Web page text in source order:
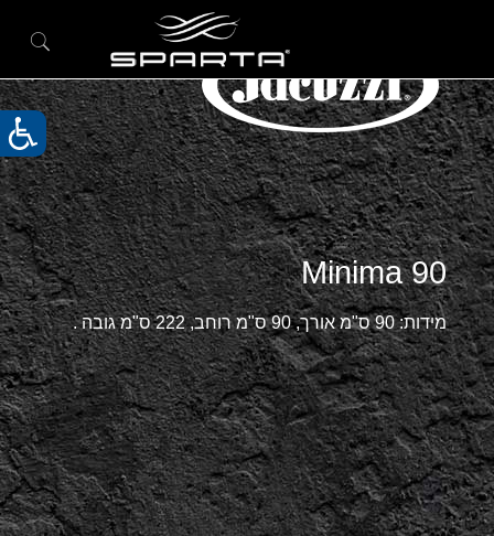
Minima 90
מידות: 90 ס"מ אורך, 90 ס"מ רוחב, 222 ס"מ גובה .